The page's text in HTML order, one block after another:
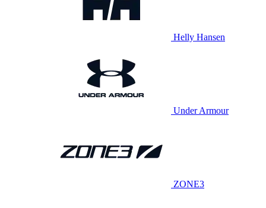
Helly Hansen
Under Armour
ZONE3